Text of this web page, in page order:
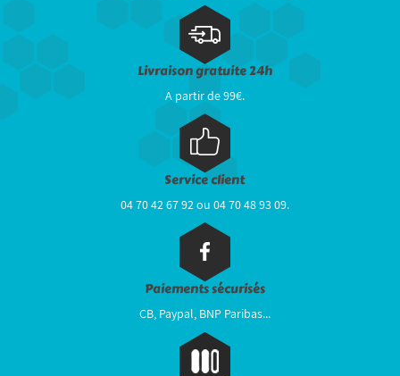
Livraison gratuite 24h
A partir de 99€.
Service client
04 70 42 67 92 ou 04 70 48 93 09.
Paiements sécurisés
CB, Paypal, BNP Paribas...